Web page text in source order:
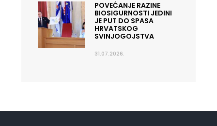
POVEĆANJE RAZINE
BIOSIGURNOSTI JEDINI
JE PUT DO SPASA
HRVATSKOG
SVINJOGOJSTVA
31.07.2026.